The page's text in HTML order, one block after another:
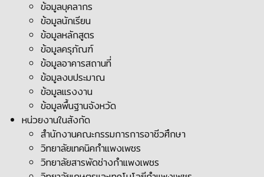
ข้อมูลบุคลากร
ข้อมูลนักเรียน
ข้อมูลหลักสูตร
ข้อมูลครุภัณฑ์
ข้อมูลอาคารสถานที่
ข้อมูลงบประมาณ
ข้อมูลแรงงาน
ข้อมูลพื้นฐานจังหวัด
หน่วยงานในสังกัด
สำนักงานคณะกรรมการการอาชีวศึกษา
วิทยาลัยเทคนิคกำแพงเพชร
วิทยาลัยสารพัดช่างกำแพงเพชร